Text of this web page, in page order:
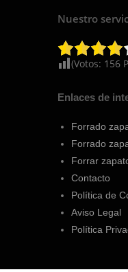
Nuestro
(Votos: 156
Enlaces de
Forrado
Forrado
Forrar
Contacto
Política de
Aviso Legal
Política